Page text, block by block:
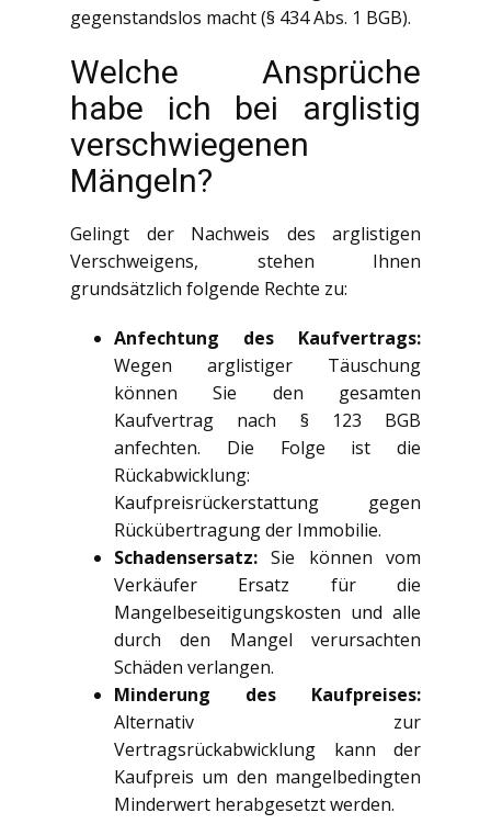
gegenstandslos macht (§ 434 Abs. 1 BGB).
Welche Ansprüche
habe ich bei arglistig
verschwiegenen
Mängeln?
Gelingt der Nachweis des arglistigen
Verschweigens, stehen Ihnen
grundsätzlich folgende Rechte zu:
Anfechtung des Kaufvertrags:
Wegen arglistiger Täuschung
können Sie den gesamten
Kaufvertrag nach § 123 BGB
anfechten. Die Folge ist die
Rückabwicklung:
Kaufpreisrückerstattung gegen
Rückübertragung der Immobilie.
Schadensersatz: Sie können vom
Verkäufer Ersatz für die
Mangelbeseitigungskosten und alle
durch den Mangel verursachten
Schäden verlangen.
Minderung des Kaufpreises:
Alternativ zur
Vertragsrückabwicklung kann der
Kaufpreis um den mangelbedingten
Minderwert herabgesetzt werden.